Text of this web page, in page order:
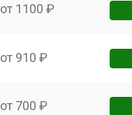
от 1100 ₽
от 910 ₽
от 700 ₽